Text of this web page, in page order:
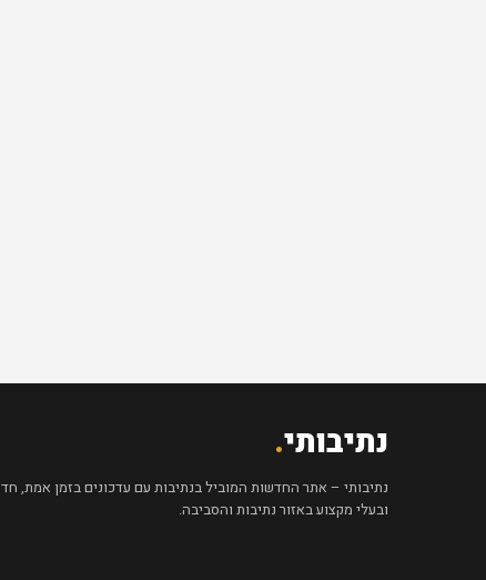
נתיבותי.
נתיבותי – אתר החדשות המוביל בנתיבות עם עדכונים בזמן אמת,
ובעלי מקצוע באזור נתיבות והסביבה.